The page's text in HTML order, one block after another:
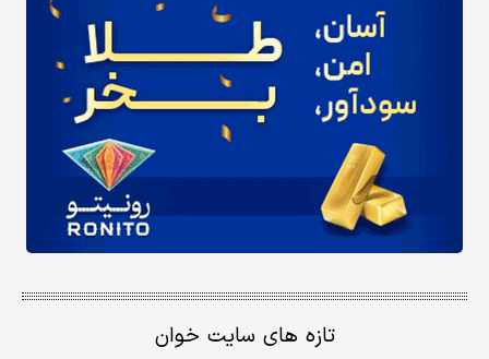
تازه های سایت خوان